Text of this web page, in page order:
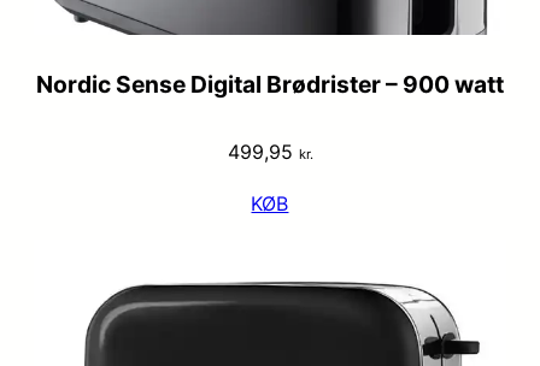
Nordic Sense Digital Brødrister – 900 watt
499,95 kr.
KØB